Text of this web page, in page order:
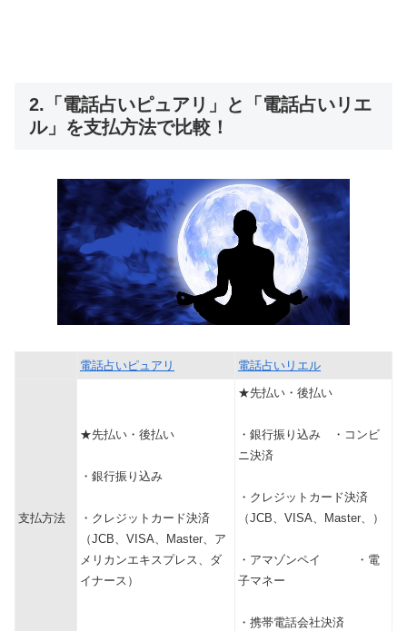
2.「電話占いピュアリ」と「電話占いリエ
ル」を支払方法で比較！
電話占いピュアリ 電話占いリエル
支払方法
★先払い・後払い
・銀行振り込み
・クレジットカード決済
（JCB、VISA、Master、ア
メリカンエキスプレス、ダ
イナース）
★先払い・後払い
・銀行振り込み ・コンビ
ニ決済
・クレジットカード決済
（JCB、VISA、Master、）
・アマゾンペイ ・電
子マネー
・携帯電話会社決済